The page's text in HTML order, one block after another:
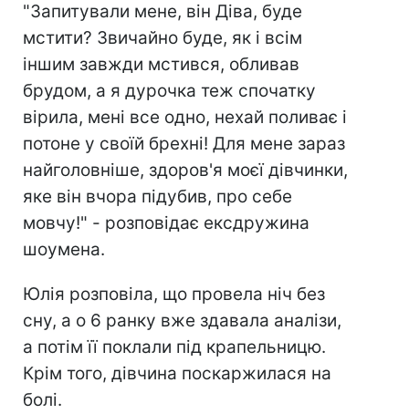
"Запитували мене, він Діва, буде
мстити? Звичайно буде, як і всім
іншим завжди мстився, обливав
брудом, а я дурочка теж спочатку
вірила, мені все одно, нехай поливає і
потоне у своїй брехні! Для мене зараз
найголовніше, здоров'я моєї дівчинки,
яке він вчора підубив, про себе
мовчу!" - розповідає ексдружина
шоумена.
Юлія розповіла, що провела ніч без
сну, а о 6 ранку вже здавала аналізи,
а потім її поклали під крапельницю.
Крім того, дівчина поскаржилася на
болі.